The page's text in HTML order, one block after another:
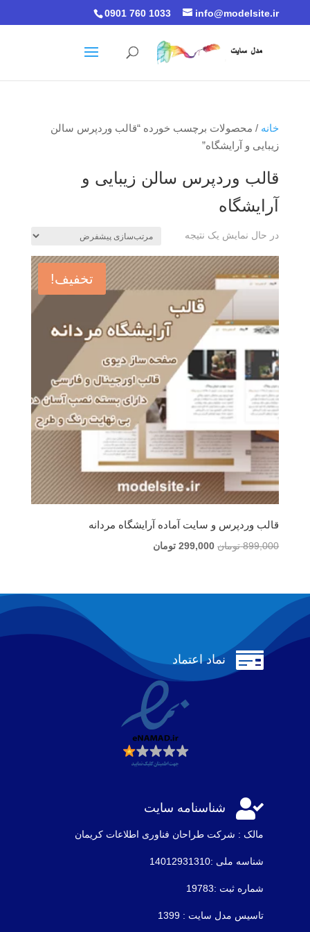
0901 760 1033 info@modelsite.ir
خانه / محصولات برچسب خورده “قالب وردپرس سالن
زیبایی و آرایشگاه”
قالب وردپرس سالن زیبایی و
آرایشگاه
در حال نمایش یک نتیجه
تخفیف!
قالب وردپرس و سایت آماده آرایشگاه مردانه
899,000 تومان قیمت
بود.
299,000 تومانقیمت
است.
 نماد اعتماد
 شناسنامه سایت
مالک : شرکت طراحان فناوری اطلاعات كريمان
شناسه ملی :14012931310
شماره ثبت :19783
تاسیس مدل سایت : 1399